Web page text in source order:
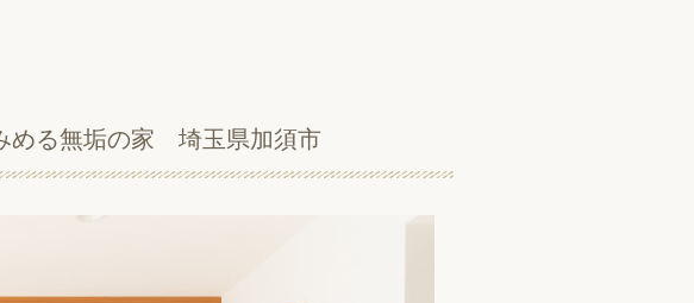
める無垢の家 埼玉県加須市